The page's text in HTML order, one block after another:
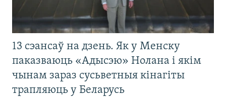
13 сэансаў на дзень. Як у Менску
паказваюць «Адысэю» Нолана і якім
чынам зараз сусьветныя кінагіты
трапляюць у Беларусь